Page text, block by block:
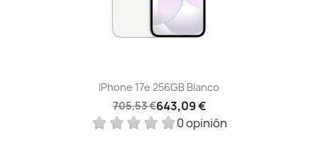
IPhone 17e 256GB Blanco
705,53 €643,09 €
0 opinión